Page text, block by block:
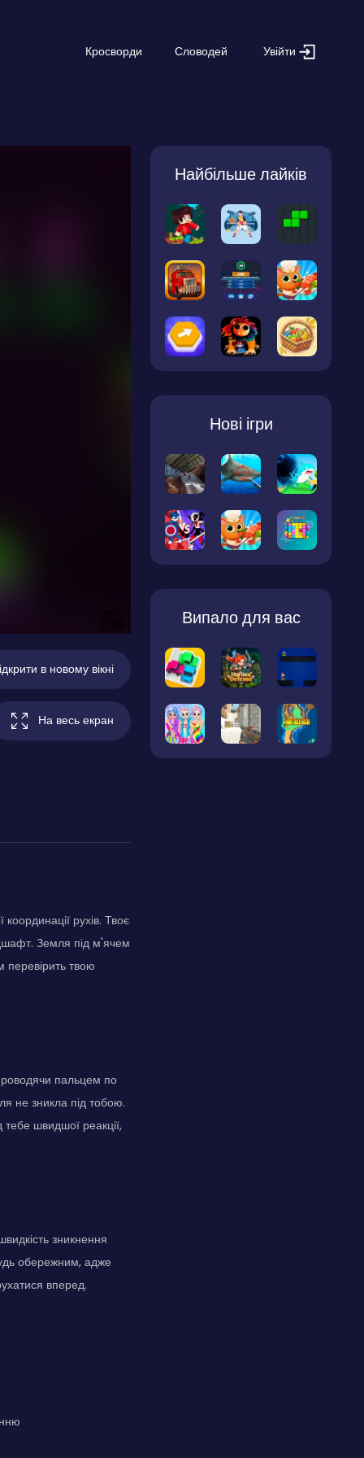
Кросворди Словодей Увійти
в новому вікні
На весь екран
рухів. Твоє
Земля під м'ячем
твою
пальцем по
не зникла під тобою.
швидшої реакції,
зникнення
обережним, адже
вперед.
Найбільше лайків
Нові ігри
Випало для вас